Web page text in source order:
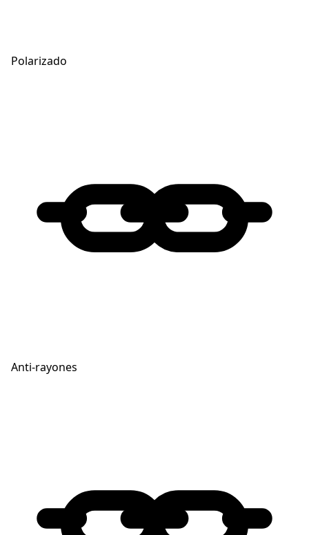
Polarizado
Anti-rayones